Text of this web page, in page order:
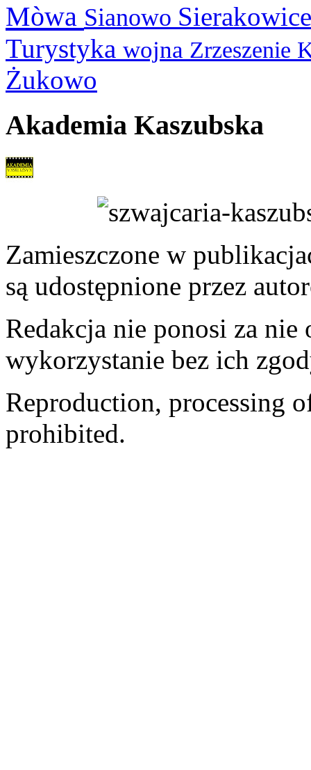
Mòwa Sianowo
Turystyka wojna Zrzeszenie
Żukowo
Akademia Kaszubska
Zamieszczone w
są udostępnione przez
Redakcja nie ponosi za
wykorzystanie bez ich
Reproduction, processing
prohibited.